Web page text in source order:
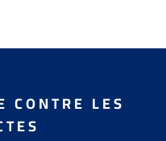
CONTRE LES